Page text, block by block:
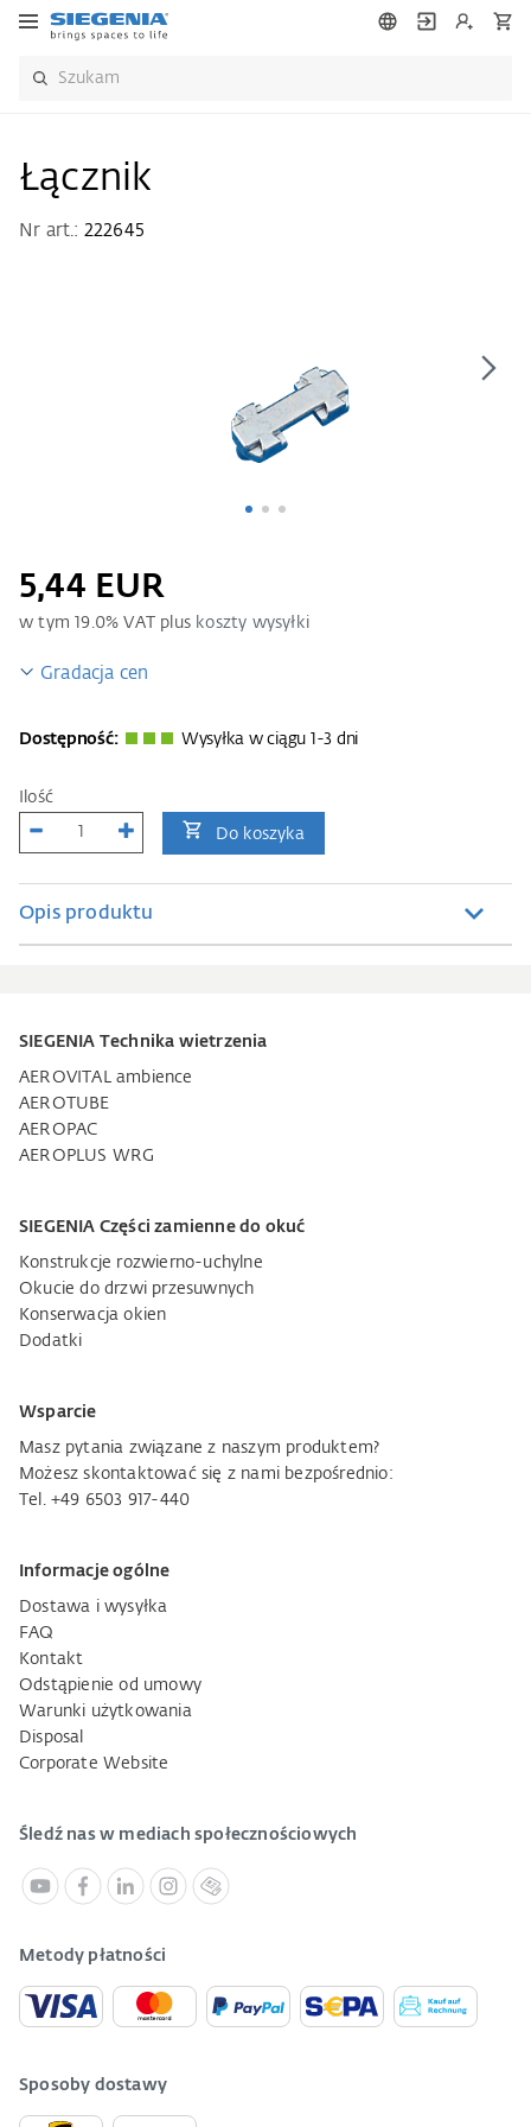
Łącznik
Nr art.: 222645
5,44 EUR
w tym19.0% VAT plus koszty wysyłki
Gradacja cen
Dostępność: Wysyłka w ciągu 1-3 dni
Ilość
Do koszyka
Opis produktu
SIEGENIA Technika wietrzenia
AEROVITAL ambience
AEROTUBE
AEROPAC
AEROPLUS WRG
SIEGENIA Części zamienne do okuć
Konstrukcje rozwierno-uchylne
Okucie do drzwi przesuwnych
Konserwacja okien
Dodatki
Wsparcie
Masz pytania związane z naszym produktem?
Możesz skontaktować się z nami bezpośrednio:
Tel. +49 6503 917-440
Informacje ogólne
Dostawa i wysyłka
FAQ
Kontakt
Odstąpienie od umowy
Warunki użytkowania
Disposal
Corporate Website
Śledź nas w mediach społecznościowych
Metody płatności
Sposoby dostawy